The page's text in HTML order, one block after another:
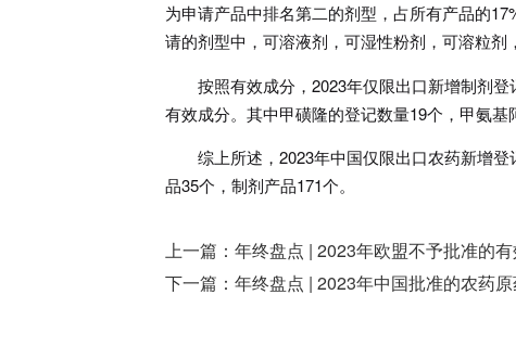
为申请产品中排名第二的剂型，占所有产品的
请的剂型中，可溶液剂，可湿性粉剂，可溶粒剂
按照有效成分，2023年仅限出口新增制剂
有效成分。其中甲磺隆的登记数量19个，甲氨基
综上所述，2023年中国仅限出口农药新增
品35个，制剂产品171个。
上一篇： 年终盘点 | 2023年欧盟不予批准的
下一篇： 年终盘点 | 2023年中国批准的农药